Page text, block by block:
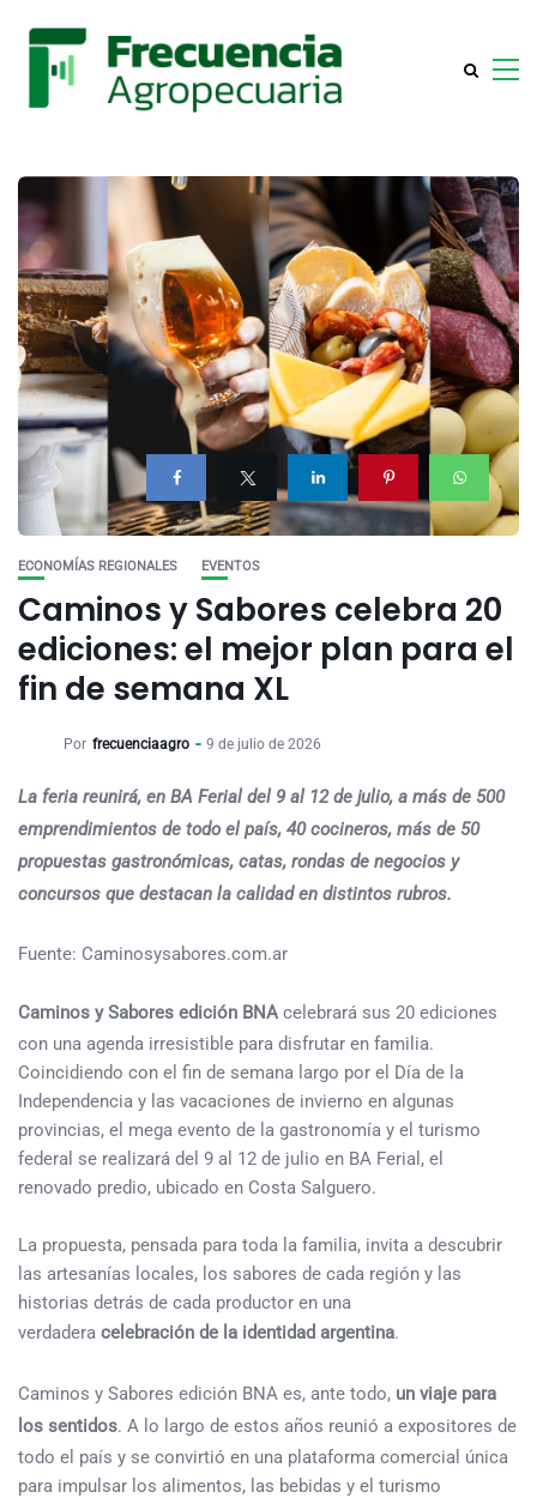
ECONOMÍAS REGIONALES EVENTOS
Caminos y Sabores celebra 20
ediciones: el mejor plan para el
fin de semana XL
Por frecuenciaagro 9 de julio de 2026
La feria reunirá, en BA Ferial del 9 al 12 de julio, a más de 500
emprendimientos de todo el país, 40 cocineros, más de 50
propuestas gastronómicas, catas, rondas de negocios y
concursos que destacan la calidad en distintos rubros.
Fuente: Caminosysabores.com.ar
Caminos y Sabores edición BNAcelebrará sus 20 ediciones
con una agenda irresistible para disfrutar en familia.
Coincidiendo con el fin de semana largo por el Día de la
Independencia y las vacaciones de invierno en algunas
provincias, el mega evento de la gastronomía y el turismo
federal se realizará del 9 al 12 de julio en BA Ferial, el
renovado predio, ubicado en Costa Salguero.
La propuesta, pensada para toda la familia, invita a descubrir
las artesanías locales, los sabores de cada región y las
historias detrás de cada productor en una
verdadera celebración de la identidad argentina.
Caminos y Sabores edición BNA es, ante todo, un viaje para
los sentidos. A lo largo de estos años reunió a expositores de
todo el país y se convirtió en una plataforma comercial única
para impulsar los alimentos, las bebidas y el turismo